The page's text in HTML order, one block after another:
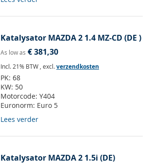
Katalysator MAZDA 2 1.4 MZ-CD (DE )
As low as € 381,30
Incl. 21% BTW , excl.verzendkosten
PK: 68
KW: 50
Motorcode: Y404
Euronorm: Euro 5
Lees verder
Katalysator MAZDA 2 1.5i (DE)